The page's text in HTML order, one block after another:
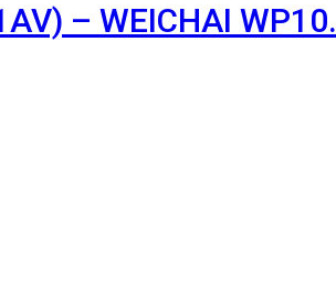
– WEICHAI